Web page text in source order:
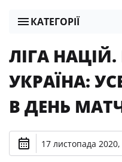
КАТЕГОРІЇ
ЛІГА
УКРАЇНА:
В ДЕНЬ
17 листопада